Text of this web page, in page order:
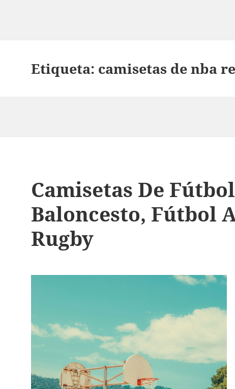
Etiqueta: camisetas de nba
Camisetas De
Baloncesto, Fútbol
Rugby